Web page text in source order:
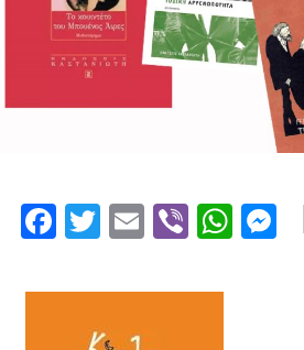
F
ce
T
tt
er
E
ail
Vi
er
W